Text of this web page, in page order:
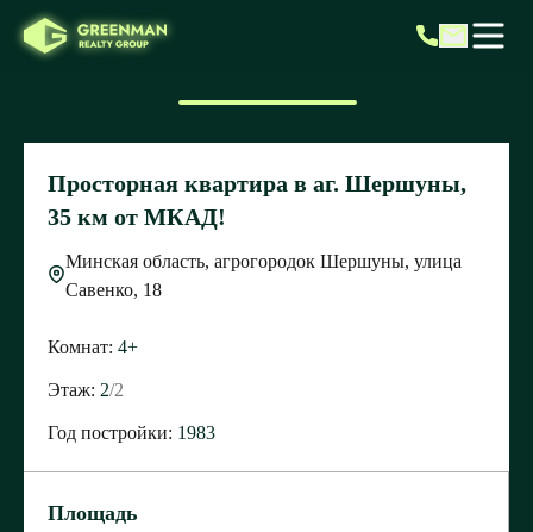
Просторная квартира в аг. Шершуны,
35 км от МКАД!
Минская область, агрогородок Шершуны, улица
Савенко, 18
Комнат: 4+
Этаж: 2/2
Год постройки: 1983
Площадь